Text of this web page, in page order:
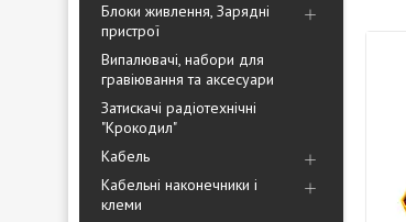
Блоки живлення, Зарядні
пристрої
Випалювачі, набори для
гравіювання та аксесуари
Затискачі радіотехнічні
"Крокодил"
Кабель
Кабельні наконечники і
клеми